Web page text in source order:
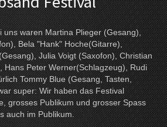
uns waren Martina Plieger (Gesang),
Bela "Hank" Hoche(Gitarre),
Julia Voigt (Saxofon), Christian
Hans Peter Werner(Schlagzeug), Rudi
Tommy Blue (Gesang, Tasten,
super: Wir haben das Festival
grosses Publikum und grosser Spass
auch im Publikum.